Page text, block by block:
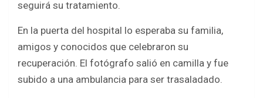
seguirá su tratamiento.
En la puerta del hospital lo esperaba su familia,
amigos y conocidos que celebraron su
recuperación. El fotógrafo salió en camilla y fue
subido a una ambulancia para ser trasaladado.